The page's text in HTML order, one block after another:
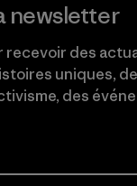
newsletter
recevoir des
uniques,
des